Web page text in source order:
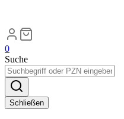
0
Suche
Schließen